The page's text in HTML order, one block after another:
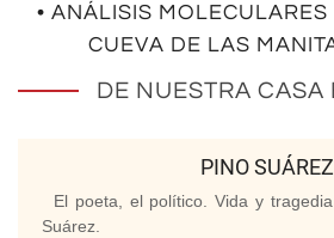
• ANÁLISIS
CUEVA DE LAS
DE NUESTRA CASA
PINO SUÁREZ
El poeta, el político. Vida y
Suárez.